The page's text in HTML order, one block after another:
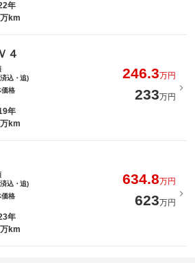
年
km
４
込・追)
246.3万円
価格
233万円
年
km
込・追)
634.8万円
価格
623万円
年
km